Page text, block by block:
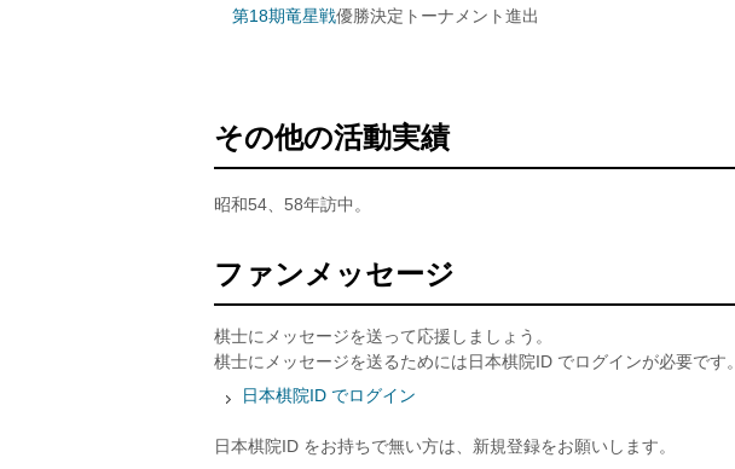
第18期竜星戦優勝決定トーナメント進出
その他の活動実績
昭和54、58年訪中。
ファンメッセージ
棋士にメッセージを送って応援しましょう。
棋士にメッセージを送るためには日本棋院ID でログインが必要です。
日本棋院ID でログイン
日本棋院ID をお持ちで無い方は、新規登録をお願いします。